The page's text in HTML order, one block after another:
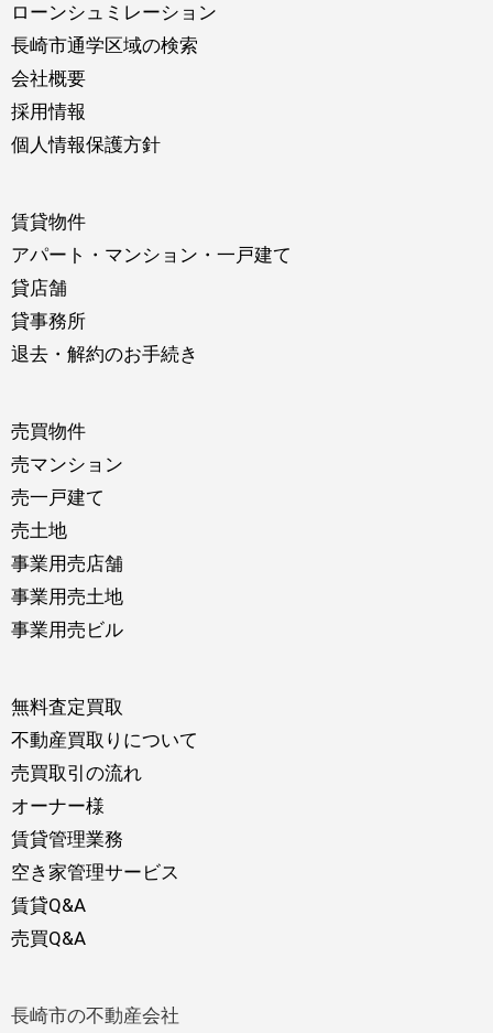
ローンシュミレーション
長崎市通学区域の検索
会社概要
採用情報
個人情報保護方針
賃貸物件
アパート・マンション・一戸建て
貸店舗
貸事務所
退去・解約のお手続き
売買物件
売マンション
売一戸建て
売土地
事業用売店舗
事業用売土地
事業用売ビル
無料査定買取
不動産買取りについて
売買取引の流れ
オーナー様
賃貸管理業務
空き家管理サービス
賃貸Q&A
売買Q&A
長崎市の不動産会社